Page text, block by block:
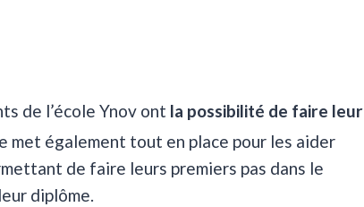
de l’école Ynov ont la possibilité de faire leur
met également tout en place pour les aider
de faire leurs premiers pas dans le
diplôme.